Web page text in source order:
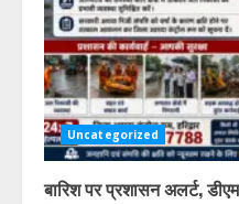
Uncategorized
बारिश पर प्रशासन अलर्ट,